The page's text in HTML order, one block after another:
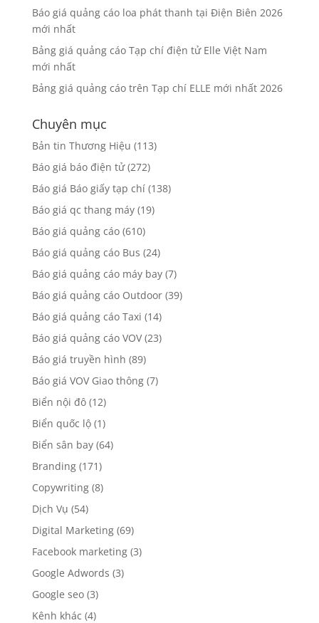
Báo giá quảng cáo loa phát thanh tại Điện Biên 2026
mới nhất
Bảng giá quảng cáo Tạp chí điện tử Elle Việt Nam
mới nhất
Bảng giá quảng cáo trên Tạp chí ELLE mới nhất 2026
Chuyên mục
Bản tin Thương Hiệu (113)
Báo giá báo điện tử(272)
Báo giá Báo giấy tạp chí(138)
Báo giá qc thang máy(19)
Báo giá quảng cáo(610)
Báo giá quảng cáo Bus (24)
Báo giá quảng cáo máy bay(7)
Báo giá quảng cáo Outdoor(39)
Báo giá quảng cáo Taxi (14)
Báo giá quảng cáo VOV(23)
Báo giá truyền hình (89)
Báo giá VOV Giao thông(7)
Biển nội đô(12)
Biển quốc lộ(1)
Biển sân bay(64)
Branding(171)
Copywriting(8)
Dịch Vụ (54)
Digital Marketing(69)
Facebook marketing(3)
Google Adwords (3)
Google seo(3)
Kênh khác (4)